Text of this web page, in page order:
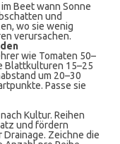
Beet wann Sonne
und
wo sie wenig
verursachen.
wie Tomaten 50–
Blattkulturen 15–25
um 20–30
Passe sie
Kultur. Reihen
und fördern
Zeichne die